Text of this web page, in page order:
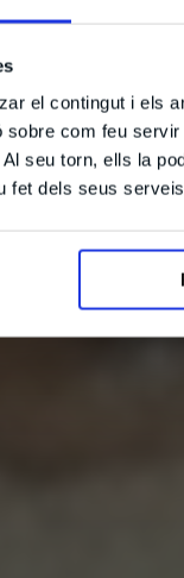
el contingut i els
sobre com feu
seu torn, ells la
fet dels seus